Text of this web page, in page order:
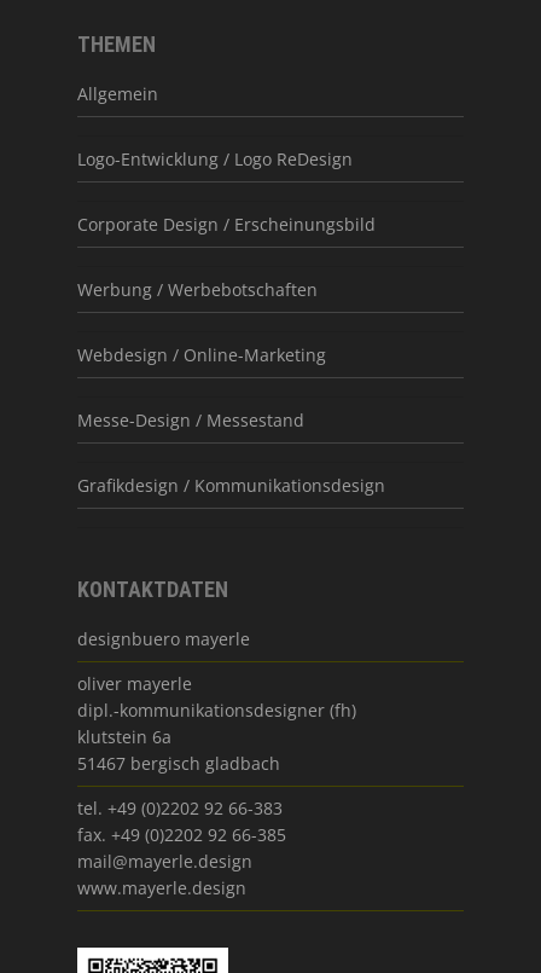
THEMEN
Allgemein
Logo-Entwicklung / Logo ReDesign
Corporate Design / Erscheinungsbild
Werbung / Werbebotschaften
Webdesign / Online-Marketing
Messe-Design / Messestand
Grafikdesign / Kommunikationsdesign
KONTAKTDATEN
designbuero mayerle
oliver mayerle
dipl.-kommunikationsdesigner (fh)
klutstein 6a
51467 bergisch gladbach
tel. +49 (0)2202 92 66-383
fax. +49 (0)2202 92 66-385
mail@mayerle.design
www.mayerle.design